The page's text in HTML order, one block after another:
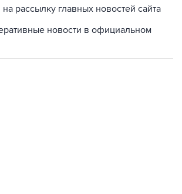
рассылку главных новостей сайта
новости в официальном